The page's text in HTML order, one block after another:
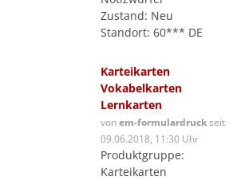
Zustand: Neu
Standort: 60*** DE
Karteikarten
Vokabelkarten
Lernkarten
vonem-formulardruckseit
09.06.2018, 11:30 Uhr
Produktgruppe:
Karteikarten